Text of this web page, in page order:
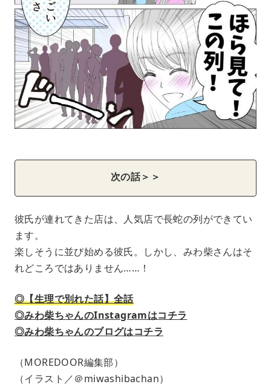
次の話＞＞
彼氏が連れてきた店は、人気店で長蛇の列ができてい
ます。
楽しそうに並び始める彼氏。しかし、みわ柴さんはそ
れどころではありません……！
◎【生理で別れた話】全話
◎みわ柴ちゃんのInstagramはコチラ
◎みわ柴ちゃんのブログはコチラ
（MOREDOOR編集部）
（イラスト／＠miwashibachan）